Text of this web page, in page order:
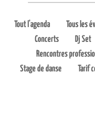
Tout l'agenda Tous les
Concerts
Dj Set
Rencontres
Stage de danse
Tarif